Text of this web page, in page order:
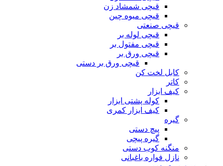
قیچی شمشاد زن
قیچی میوه چین
قیچی صنعتی
قیچی لوله بر
قیچی مفتول بر
قیچی ورق بر
قیچی ورق بر دستی
کابل لخت کن
کاتر
کیف ابزار
کوله پشتی ابزار
کیف ابزار کمری
گیره
پیچ دستی
گیره پیچی
منگنه کوب دستی
نازل فواره باغبانی